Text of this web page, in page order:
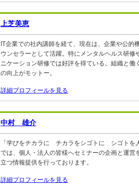
上芝美恵
IT企業での社内講師を経て、現在は、企業や公的
ウンセラーとして活躍。特にメンタルヘルス研修
ニケーション研修では好評を得ている。組織と働
の向上がモットー。
詳細プロフィールを見る
中村 雄介
「学びをチカラに チカラをシゴトに シゴトを
では、個人・法人の皆様へセミナーの企画と運営
立つ情報提供を行っております。
詳細プロフィールを見る